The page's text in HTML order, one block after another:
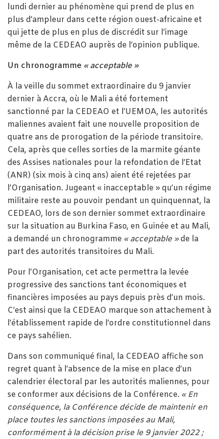
lundi dernier au phénomène qui prend de plus en
plus d’ampleur dans cette région ouest-africaine et
qui jette de plus en plus de discrédit sur l’image
même de la CEDEAO auprès de l’opinion publique.
Un chronogramme « acceptable »
À la veille du sommet extraordinaire du 9 janvier
dernier à Accra, où le Mali a été fortement
sanctionné par la CEDEAO et l’UEMOA, les autorités
maliennes avaient fait une nouvelle proposition de
quatre ans de prorogation de la période transitoire.
Cela, après que celles sorties de la marmite géante
des Assises nationales pour la refondation de l’Etat
(ANR) (six mois à cinq ans) aient été rejetées par
l’Organisation. Jugeant « inacceptable » qu’un régime
militaire reste au pouvoir pendant un quinquennat, la
CEDEAO, lors de son dernier sommet extraordinaire
sur la situation au Burkina Faso, en Guinée et au Mali,
a demandé un chronogramme « acceptable »de la
part des autorités transitoires du Mali.
Pour l’Organisation, cet acte permettra la levée
progressive des sanctions tant économiques et
financières imposées au pays depuis près d’un mois.
C’est ainsi que la CEDEAO marque son attachement à
l’établissement rapide de l’ordre constitutionnel dans
ce pays sahélien.
Dans son communiqué final, la CEDEAO affiche son
regret quant à l’absence de la mise en place d’un
calendrier électoral par les autorités maliennes, pour
se conformer aux décisions de la Conférence. « En
conséquence, la Conférence décide de maintenir en
place toutes les sanctions imposées au Mali,
conformément à la décision prise le 9 janvier 2022 ;